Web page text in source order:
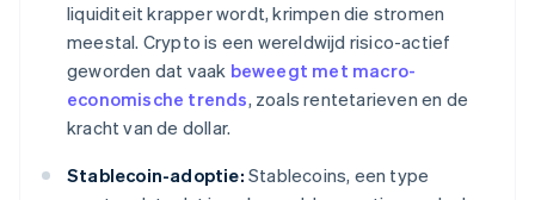
liquiditeit krapper wordt, krimpen die stromen
meestal. Crypto is een wereldwijd risico-actief
geworden dat vaak beweegt met macro-
economische trends, zoals rentetarieven en de
kracht van de dollar.
Stablecoin-adoptie: Stablecoins, een type